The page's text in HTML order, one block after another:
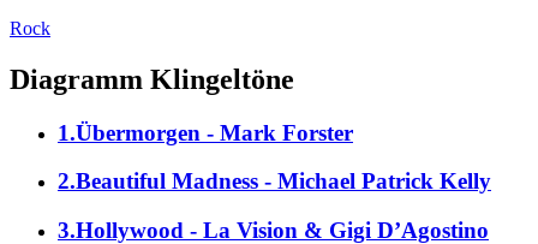
Rock
Diagramm Klingeltöne
1.Übermorgen - Mark Forster
2.Beautiful Madness - Michael Patrick Kelly
3.Hollywood - La Vision & Gigi D’Agostino